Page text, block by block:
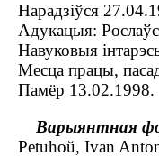
Нарадзіўся
Адукацыя:
Навуковыя
Месца працы,
Памёр 13.02.1998.
Варыянтная
Petuhoŭ, Ivan